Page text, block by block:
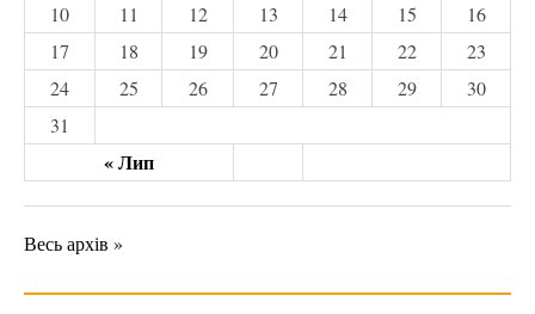
« Лип
10
11 12 13 14 15
16
17
18 19 20 21 22
23
24
25 26 27 28 29
30
31
Весь архів »